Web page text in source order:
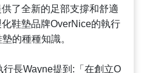
了全新的足部支撐和舒適
鞋墊品牌OverNice的執行
的種種知識。
長Wayne提到:「在創立O